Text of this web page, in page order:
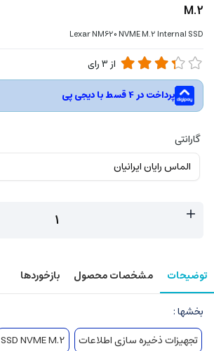
M.2
Lexar NM620 NVME M.2 Internal SSD
از 3رای
پرداخت در 4 قسط با دیجی پی
گارانتی
توضیحات مشخصات محصول بازخوردها
بخشها :
تجهیزات ذخیره سازی اطلاعات
SSD NVME M.2